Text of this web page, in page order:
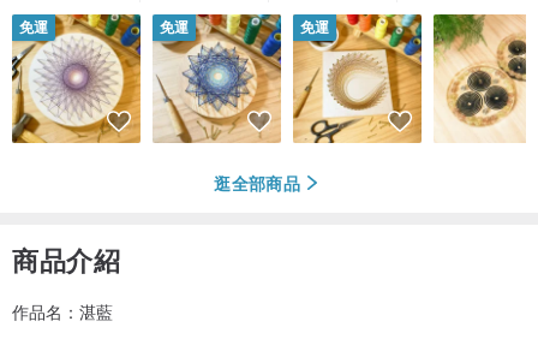
免運 免運 免運
逛全部商品
商品介紹
作品名：湛藍